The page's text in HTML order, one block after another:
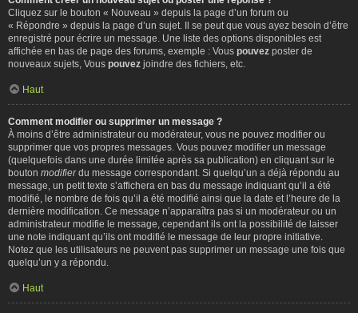
Cliquez sur le bouton « Nouveau » depuis la page d’un forum ou
« Répondre » depuis la page d’un sujet. Il se peut que vous ayez besoin d’être
enregistré pour écrire un message. Une liste des options disponibles est
affichée en bas de page des forums, exemple : Vous pouvez poster de
nouveaux sujets, Vous pouvez joindre des fichiers, etc.
Haut
Comment modifier ou supprimer un message ?
À moins d’être administrateur ou modérateur, vous ne pouvez modifier ou
supprimer que vos propres messages. Vous pouvez modifier un message
(quelquefois dans une durée limitée après sa publication) en cliquant sur le
bouton modifierdu message correspondant. Si quelqu’un a déjà répondu au
message, un petit texte s’affichera en bas du message indiquant qu’il a été
modifié, le nombre de fois qu’il a été modifié ainsi que la date et l’heure de la
dernière modification. Ce message n’apparaîtra pas si un modérateur ou un
administrateur modifie le message, cependant ils ont la possibilité de laisser
une note indiquant qu’ils ont modifié le message de leur propre initiative.
Notez que les utilisateurs ne peuvent pas supprimer un message une fois que
quelqu’un y a répondu.
Haut